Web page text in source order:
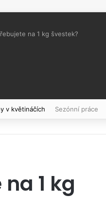
na 1 kg švestek?
v květináčích Sezónní práce
1 kg